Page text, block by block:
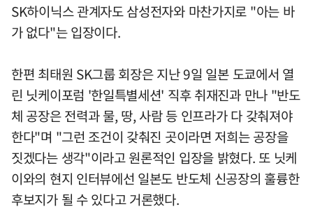
SK하이닉스 관계자도 삼성전자와 마찬가지로 "아는 바
가 없다"는 입장이다.
한편 최태원 SK그룹 회장은 지난 9일 일본 도쿄에서 열
린 닛케이포럼 '한일특별세션' 직후 취재진과 만나 "반도
체 공장은 전력과 물, 땅, 사람 등 인프라가 다 갖춰져야
한다"며 "그런 조건이 갖춰진 곳이라면 저희는 공장을
짓겠다는 생각"이라고 원론적인 입장을 밝혔다. 또 닛케
이와의 현지 인터뷰에선 일본도 반도체 신공장의 훌륭한
후보지가 될 수 있다고 거론했다.